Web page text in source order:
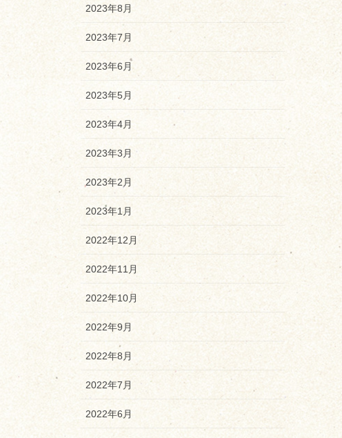
2023年8月
2023年7月
2023年6月
2023年5月
2023年4月
2023年3月
2023年2月
2023年1月
2022年12月
2022年11月
2022年10月
2022年9月
2022年8月
2022年7月
2022年6月